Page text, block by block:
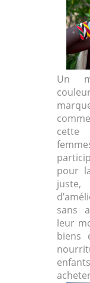
Un
cette
pour
sans
leur
biens